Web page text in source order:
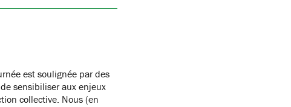
est soulignée par des
sensibiliser aux enjeux
collective. Nous (en